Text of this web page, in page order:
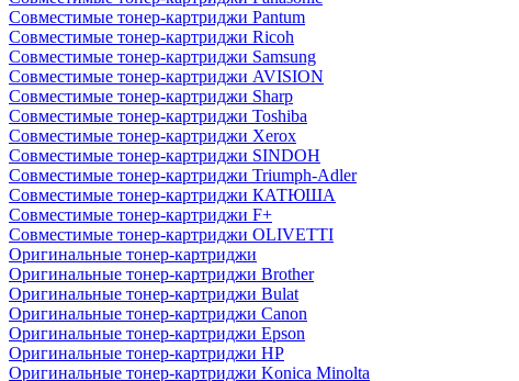
Совместимые тонер-картриджи Pantum
Совместимые тонер-картриджи Ricoh
Совместимые тонер-картриджи Samsung
Совместимые тонер-картриджи AVISION
Совместимые тонер-картриджи Sharp
Совместимые тонер-картриджи Toshiba
Совместимые тонер-картриджи Xerox
Совместимые тонер-картриджи SINDOH
Совместимые тонер-картриджи Triumph-Adler
Совместимые тонер-картриджи КАТЮША
Совместимые тонер-картриджи F+
Совместимые тонер-картриджи OLIVETTI
Оригинальные тонер-картриджи
Оригинальные тонер-картриджи Brother
Оригинальные тонер-картриджи Bulat
Оригинальные тонер-картриджи Canon
Оригинальные тонер-картриджи Epson
Оригинальные тонер-картриджи HP
Оригинальные тонер-картриджи Konica Minolta